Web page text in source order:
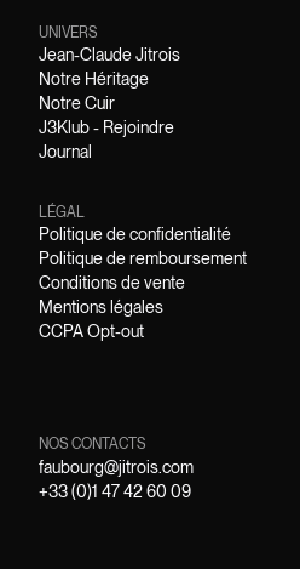
UNIVERS
Jean-Claude Jitrois
Notre Héritage
Notre Cuir
J3Klub - Rejoindre
Journal
LÉGAL
Politique de confidentialité
Politique de remboursement
Conditions de vente
Mentions légales
CCPA Opt-out
NOS CONTACTS
faubourg@jitrois.com
+33 (0)1 47 42 60 09